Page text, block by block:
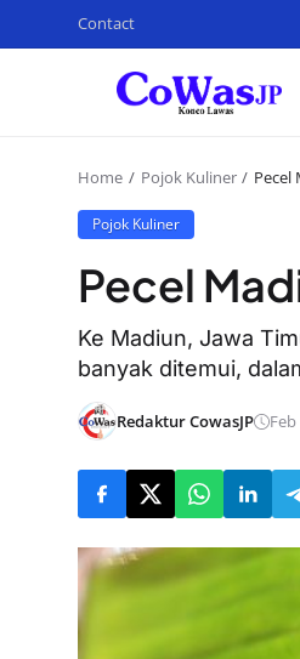
Contact
Home Pojok Kuliner Pecel
Pojok Kuliner
Pecel
Ke Madiun, Jawa
banyak ditemui,
Redaktur CowasJP